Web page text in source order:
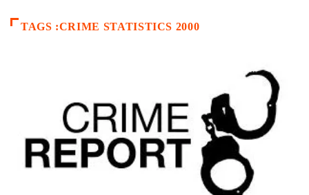
TAGS :CRIME STATISTICS 2000